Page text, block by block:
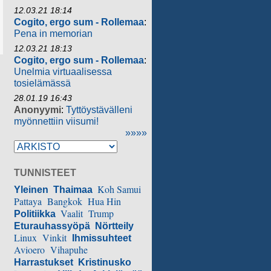
12.03.21 18:14
Cogito, ergo sum - Rollemaa:
Pena in memorian
12.03.21 18:13
Cogito, ergo sum - Rollemaa:
Unelmia virtuaalisessa
tosielämässä
28.01.19 16:43
Anonyymi: Tyttöystävälleni
myönnettiin viisumi!
»»»»
TUNNISTEET
Yleinen Thaimaa Koh Samui
Pattaya Bangkok Hua Hin
Politiikka Vaalit Trump
Eturauhassyöpä Nörtteily
Linux Vinkit Ihmissuhteet
Avioero Vihapuhe
Harrastukset Kristinusko